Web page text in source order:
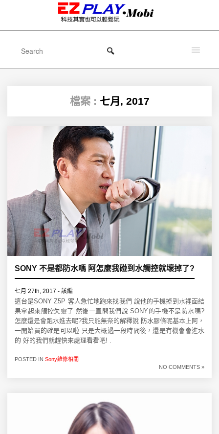
檔案 : 七月, 2017
SONY 不是都防水嗎 阿怎麼我碰到水觸控就壞掉了?
七月 27th, 2017 - 該編
這台是SONY Z5P 客人急忙地跑來找我們 說他的手機掉到水裡面結
果拿起來觸控失靈了 然後一直問我們說 SONY的手機不是防水嗎?
怎麼還是會跑水進去呢?我只能無奈的解釋說 防水膠條呢基本上阿，
一開始買的確是可以啦 只是大概過一段時間後，還是有機會會進水
的 好的我們就趕快來處理看看吧! .
POSTED IN Sony維修相關
NO COMMENTS »